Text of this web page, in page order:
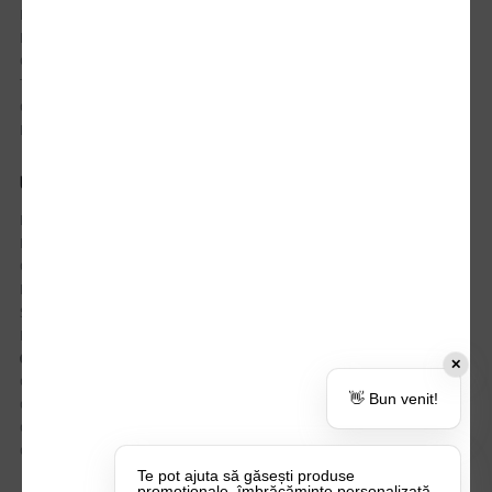
Istoric comenzi
Mostre si Conditii Retur Marfa
Cum comanzi
Termen de livrare
Costuri de livrare
Politica de returnare a produselor
UTILE
Despre Noi
Echipa Update Advertising
CSR si Implicare sociala
Branduri partenere
Suport dedicat si Intrebari frecvente
BLOG – Promo Tips&Tricks
Certificari si Sustenabilitate
Cariere la Update Advertising
CATALOAGE
Contactează-ne
✕
👋 Bun venit!
Te pot ajuta să găsești produse